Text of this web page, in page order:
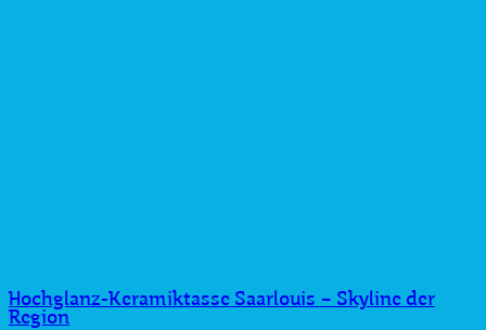
Hochglanz-Keramiktasse Saarlouis – Skyline der
Region